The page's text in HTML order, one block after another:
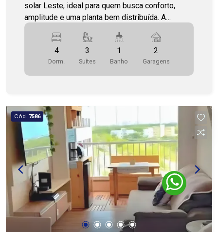
solar Leste, ideal para quem busca conforto,
amplitude e uma planta bem distribuída. A
posição favorece a entrada de iluminação natural
pela manhã, deixando os ambientes mais
agradáveis, ventilados e acolhedores ao longo do
três suítes, além de banheiro social,
estar e sala de jantar, oferecendo ambientes
integrados e funcionais para convivência,
recepção de visitas e momentos em família. A
planta ainda conta com varanda, cozinha,
dependência de empregada completa e duas
vagas de garagem, trazendo mais praticidade
para a rotina. Os espaços foram pensados para
atender quem valoriza conforto, organização e
funcionalidade no dia a dia. O condomínio oferece
área de lazer completa, com salão de festas,
salão de jogos, brinquedoteca, piscina adulto e
4
Dorm.
3
Suítes
1
Banho
2
Garagens
Cód. 7586